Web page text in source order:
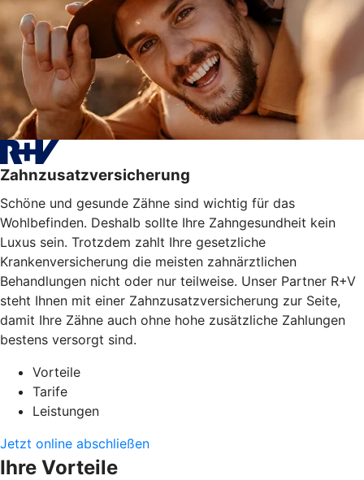
Zahnzusatzversicherung
Schöne und gesunde Zähne sind wichtig für das
Wohlbefinden. Deshalb sollte Ihre Zahngesundheit kein
Luxus sein. Trotzdem zahlt Ihre gesetzliche
Krankenversicherung die meisten zahnärztlichen
Behandlungen nicht oder nur teilweise. Unser Partner R+V
steht Ihnen mit einer Zahnzusatzversicherung zur Seite,
damit Ihre Zähne auch ohne hohe zusätzliche Zahlungen
bestens versorgt sind.
Vorteile
Tarife
Leistungen
Jetzt online abschließen
Ihre Vorteile